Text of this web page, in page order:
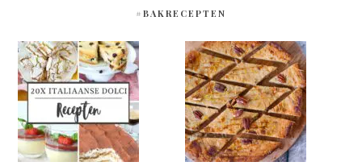
#BAKRECEPTEN